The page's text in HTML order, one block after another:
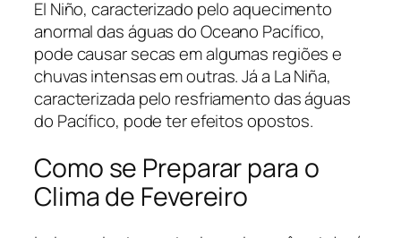
El Niño, caracterizado pelo aquecimento
anormal das águas do Oceano Pacífico,
pode causar secas em algumas regiões e
chuvas intensas em outras. Já a La Niña,
caracterizada pelo resfriamento das águas
do Pacífico, pode ter efeitos opostos.
Como se Preparar para o
Clima de Fevereiro